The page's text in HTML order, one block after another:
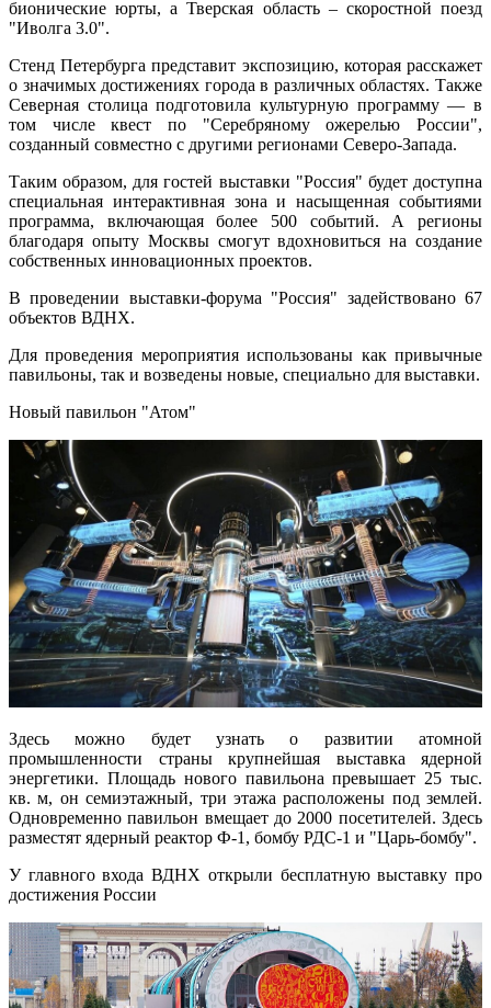
бионические юрты, а Тверская область – скоростной поезд
"Иволга 3.0".
Стенд Петербурга представит экспозицию, которая расскажет
о значимых достижениях города в различных областях. Также
Северная столица подготовила культурную программу — в
том числе квест по "Серебряному ожерелью России",
созданный совместно с другими регионами Северо-Запада.
Таким образом, для гостей выставки "Россия" будет доступна
специальная интерактивная зона и насыщенная событиями
программа, включающая более 500 событий. А регионы
благодаря опыту Москвы смогут вдохновиться на создание
собственных инновационных проектов.
В проведении выставки-форума "Россия" задействовано 67
объектов ВДНХ.
Для проведения мероприятия использованы как привычные
павильоны, так и возведены новые, специально для выставки.
Новый павильон "Атом"
Здесь можно будет узнать о развитии атомной
промышленности страны крупнейшая выставка ядерной
энергетики. Площадь нового павильона превышает 25 тыс.
кв. м, он семиэтажный, три этажа расположены под землей.
Одновременно павильон вмещает до 2000 посетителей. Здесь
разместят ядерный реактор Ф-1, бомбу РДС-1 и "Царь-бомбу".
У главного входа ВДНХ открыли бесплатную выставку про
достижения России